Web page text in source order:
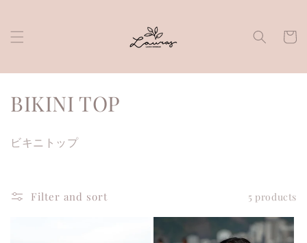
Cart
C
l
e
BIKINI TOP
ビキニトップ
Filter and sort 5 products